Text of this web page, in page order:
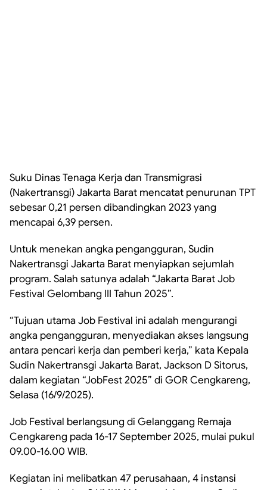
Suku Dinas Tenaga Kerja dan Transmigrasi
(Nakertransgi) Jakarta Barat mencatat penurunan TPT
sebesar 0,21 persen dibandingkan 2023 yang
mencapai 6,39 persen.
Untuk menekan angka pengangguran, Sudin
Nakertransgi Jakarta Barat menyiapkan sejumlah
program. Salah satunya adalah “Jakarta Barat Job
Festival Gelombang III Tahun 2025”.
“Tujuan utama Job Festival ini adalah mengurangi
angka pengangguran, menyediakan akses langsung
antara pencari kerja dan pemberi kerja,” kata Kepala
Sudin Nakertransgi Jakarta Barat, Jackson D Sitorus,
dalam kegiatan “JobFest 2025” di GOR Cengkareng,
Selasa (16/9/2025).
Job Festival berlangsung di Gelanggang Remaja
Cengkareng pada 16-17 September 2025, mulai pukul
09.00-16.00 WIB.
Kegiatan ini melibatkan 47 perusahaan, 4 instansi